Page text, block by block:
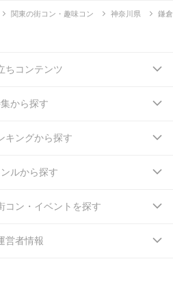
関東の街コン・趣味コン 神奈川県 鎌倉
ちコンテンツ
から探す
キングから探す
ルから探す
コン・イベントを探す
営者情報